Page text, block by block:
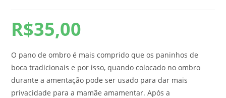
R$35,00
O pano de ombro é mais comprido que os paninhos de
boca tradicionais e por isso, quando colocado no ombro
durante a amentação pode ser usado para dar mais
privacidade para a mamãe amamentar. Após a